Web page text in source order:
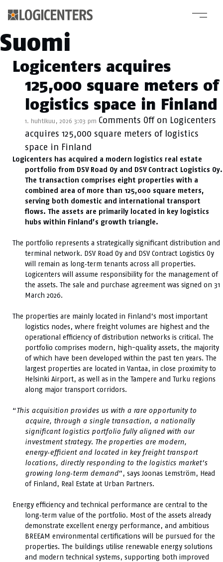
Kategoria-arkisto:
Suomi
Logicenters acquires
125,000 square meters of
logistics space in Finland
1. huhtikuu, 2026 3:03 pm Comments Offon Logicenters
acquires 125,000 square meters of logistics
space in Finland
Logicenters has acquired a modern logistics real estate
portfolio from DSV Road Oy and DSV Contract Logistics Oy.
The transaction comprises eight properties with a
combined area of more than 125,000 square meters,
serving both domestic and international transport
flows. The assets are primarily located in key logistics
hubs within Finland’s growth triangle.
The portfolio represents a strategically significant distribution and
terminal network. DSV Road Oy and DSV Contract Logistics Oy
will remain as long‑term tenants across all properties.
Logicenters will assume responsibility for the management of
the assets. The sale and purchase agreement was signed on 31
March 2026.
The properties are mainly located in Finland’s most important
logistics nodes, where freight volumes are highest and the
operational efficiency of distribution networks is critical. The
portfolio comprises modern, high-quality assets, the majority
of which have been developed within the past ten years. The
largest properties are located in Vantaa, in close proximity to
Helsinki Airport, as well as in the Tampere and Turku regions
along major transport corridors.
“This acquisition provides us with a rare opportunity to
acquire, through a single transaction, a nationally
significant logistics portfolio fully aligned with our
investment strategy. The properties are modern,
energy‑efficient and located in key freight transport
locations, directly responding to the logistics market’s
growing long‑term demand”, says Joonas Lemström, Head
of Finland, Real Estate at Urban Partners.
Energy efficiency and technical performance are central to the
long‑term value of the portfolio. Most of the assets already
demonstrate excellent energy performance, and ambitious
BREEAM environmental certifications will be pursued for the
properties. The buildings utilise renewable energy solutions
and modern technical systems, supporting both improved